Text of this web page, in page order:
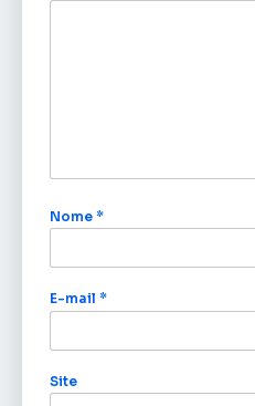
Nome *
E-mail *
Site